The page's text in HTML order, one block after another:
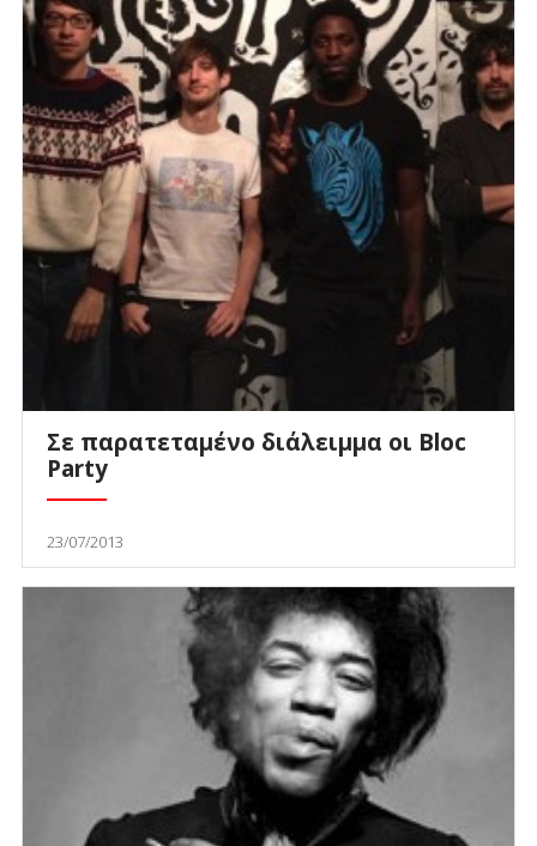
Σε παρατεταμένο διάλειμμα οι Bloc
Party
23/07/2013